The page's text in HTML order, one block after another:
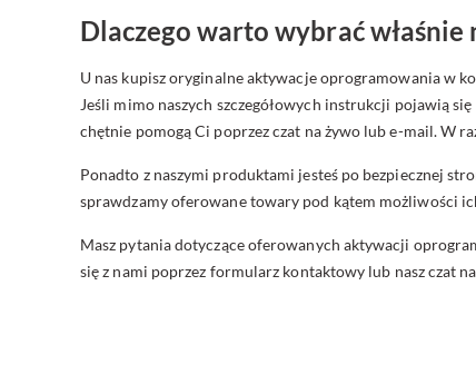
Dlaczego warto wybrać właśnie
U nas kupisz oryginalne aktywacje oprogramowania w
Jeśli mimo naszych szczegółowych instrukcji pojawią
chętnie pomogą Ci poprzez czat na żywo lub e-mail. W
Ponadto z naszymi produktami jesteś po bezpiecznej
sprawdzamy oferowane towary pod kątem możliwości
Masz pytania dotyczące oferowanych aktywacji
się z nami poprzez formularz kontaktowy lub nasz czat